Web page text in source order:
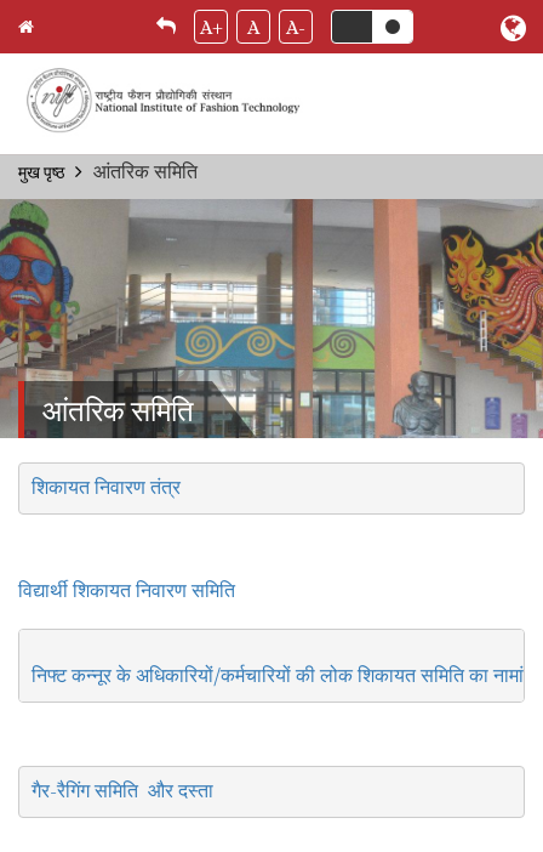
Skip
main
content
A+ A A-
Breadcrumb
मुख पृष्ठ आंतरिक समिति
आंतरिक समिति
शिकायत निवारण तंत्र
विद्यार्थी शिकायत निवारण समिति
निफ्ट कन्नूर के अधिकारियों/कर्मचारियों की लोक शिकायत समिति का
गैर-रैगिंग समिति  और दस्ता